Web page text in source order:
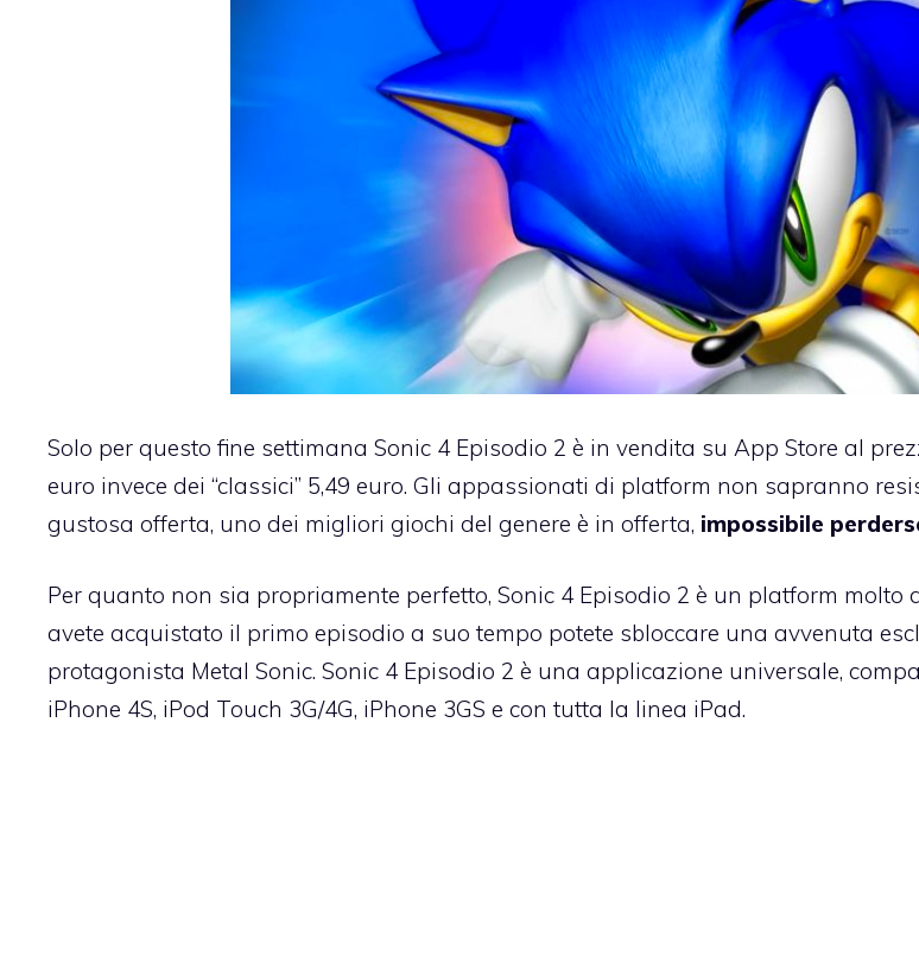
Solo per questo fine settimana Sonic 4 Episodio 2 è in vendita su App Store al
euro invece dei “classici” 5,49 euro. Gli appassionati di platform non sapranno
gustosa offerta, uno dei migliori giochi del genere è in offerta, impossibile
Per quanto non sia propriamente perfetto, Sonic 4 Episodio 2 è un platform molto
avete acquistato il primo episodio a suo tempo potete sbloccare una avvenuta
protagonista Metal Sonic. Sonic 4 Episodio 2 è una applicazione universale,
iPhone 4S, iPod Touch 3G/4G, iPhone 3GS e con tutta la linea iPad.